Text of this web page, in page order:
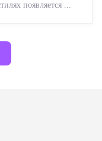
появляется ...